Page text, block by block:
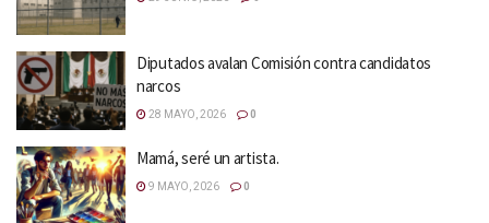
Diputados avalan Comisión contra candidatos
narcos
28 MAYO, 2026 0
Mamá, seré un artista.
9 MAYO, 2026 0